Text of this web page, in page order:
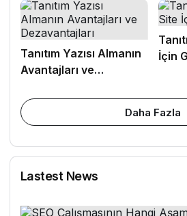
Tanıtım Yazısı Almanın
Avantajları ve
İçin
Daha Fazla
Lastest News